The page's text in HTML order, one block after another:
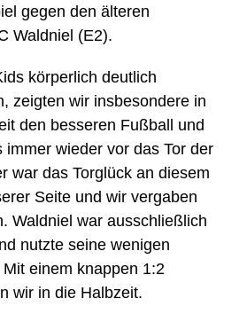
gegen den älteren
Waldniel (E2).
körperlich deutlich
zeigten wir insbesondere in
den besseren Fußball und
immer wieder vor das Tor der
war das Torglück an diesem
Seite und wir vergaben
Waldniel war ausschließlich
nutzte seine wenigen
einem knappen 1:2
wir in die Halbzeit.